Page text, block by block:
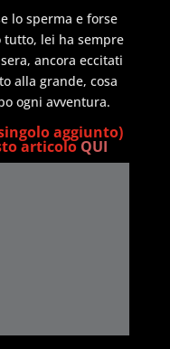
lo sperma e forse
tutto, lei ha sempre
ancora eccitati
alla grande, cosa
ogni avventura.
aggiunto)
articoloQUI